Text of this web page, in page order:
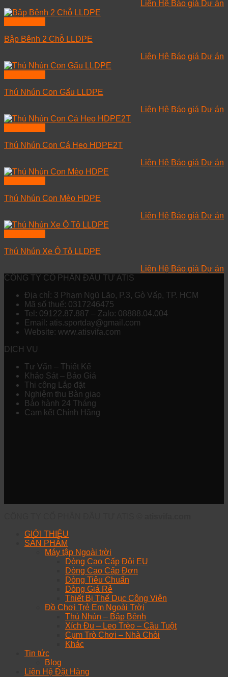
Liên Hệ Báo giá Dự án
Bập Bênh 2 Chỗ LLDPE
Liên Hệ Báo giá Dự án
Thú Nhún Con Gấu LLDPE
Liên Hệ Báo giá Dự án
Thú Nhún Con Cá Heo HDPE2T
Liên Hệ Báo giá Dự án
Thú Nhún Con Mèo HDPE
Liên Hệ Báo giá Dự án
Thú Nhún Xe Ô Tô LLDPE
Liên Hệ Báo giá Dự án
CÔNG TY CỔ PHẦN ĐẦU TƯ ATIS
Địa chỉ: 3 Phạm Ngũ Lão, P.3, Gò Vấp, TP. HCM
Mã số thuế: 0317246475
Tel: 09122.87.887 – Zalo: 08888.04.004
Email: atis.sportday@gmail.com
Website: www.atisvifa.com
DỊCH VỤ
Tư Vấn – Thiết Kế
Khảo Sát – Báo Giá
Thi công Lắp đặt
Nghiệm thu Bàn giao
Bảo hành 24 Tháng
Cam kết Chính Hãng
GIỚI THIỆU
SẢN PHẨM
Máy tập Ngoài trời
Dòng Cao Cấp Đôi EU
Dòng Cao Cấp Đơn
Dòng Tiêu Chuẩn
Dòng Giá Rẻ
Thiết Bị Thể Dục Công Viên
Đồ Chơi Trẻ Em Ngoài Trời
Thú Nhún – Bập Bênh
Xích Đu – Leo Trèo – Cầu Tuột
Cụm Trò Chơi – Nhà Chòi
Khác
Tin tức
Blog
Liên Hệ Đặt Hàng